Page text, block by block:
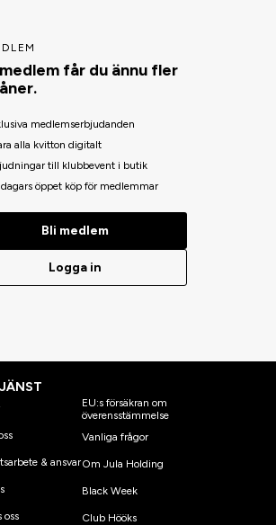
får du ännu fler
medlemserbjudanden
alla kvitton digitalt
till klubbevent i butik
öppet köp för medlemmar
Bli medlem
Logga in
& ansvar
oss
EU:s försäkran om
överensstämmelse
Vanliga frågor
Om Jula Holding
Black Week
Club Hööks